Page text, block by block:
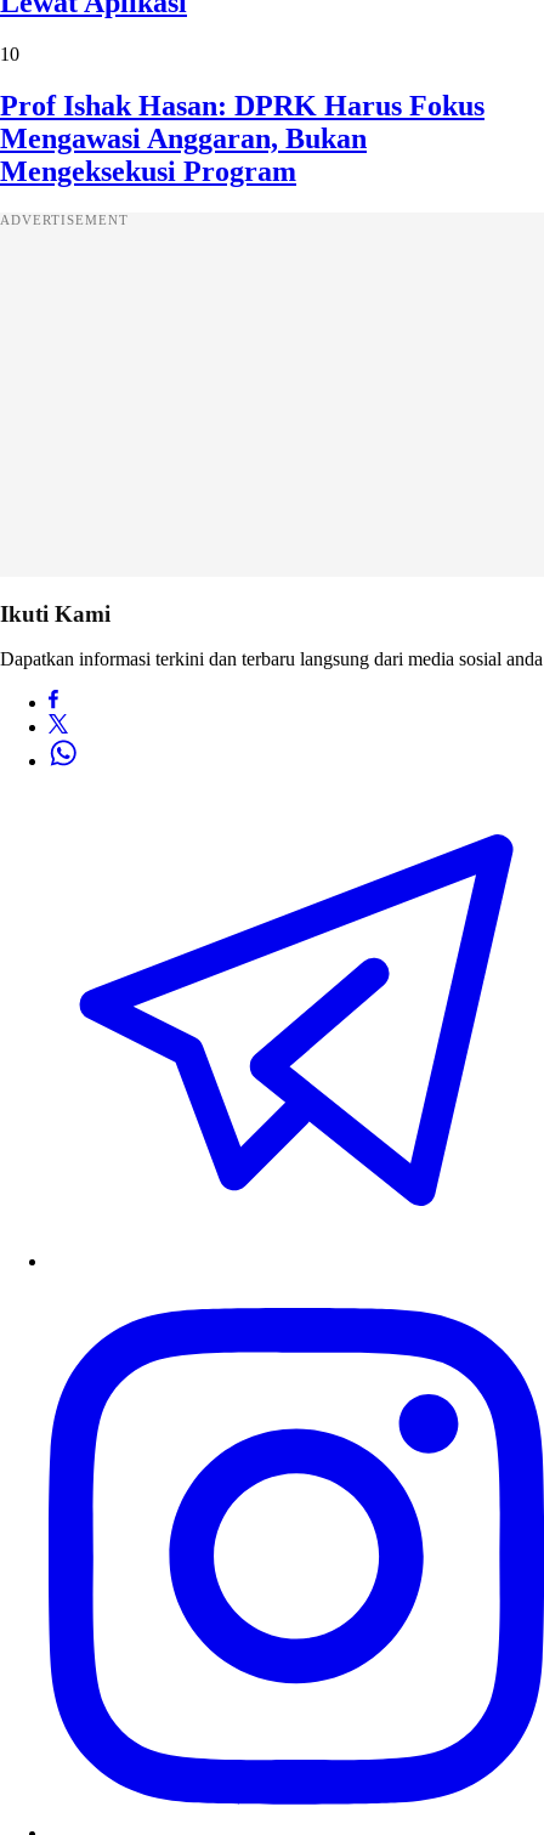
10
Prof Ishak Hasan: DPRK Harus Fokus
Mengawasi Anggaran, Bukan
Mengeksekusi Program
ADVERTISEMENT
Ikuti Kami
Dapatkan informasi terkini dan terbaru langsung dari media sosial anda